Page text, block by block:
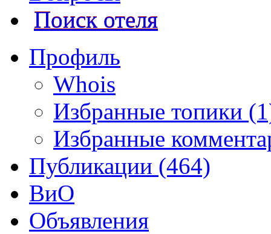
Поиск отеля
Профиль
Whois
Избранные топики
Избранные
Публикации (464)
ВиО
Объявления